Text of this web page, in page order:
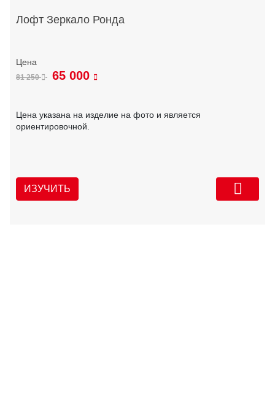
Лофт Зеркало Ронда
81 250 65 000
Цена указана на изделие на фото и является
ориентировочной.
ИЗУЧИТЬ